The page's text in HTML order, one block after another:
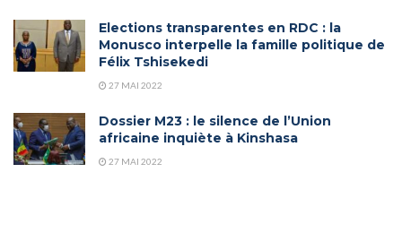
Elections transparentes en RDC : la
Monusco interpelle la famille politique de
Félix Tshisekedi
27 MAI 2022
Dossier M23 : le silence de l’Union
africaine inquiète à Kinshasa
27 MAI 2022